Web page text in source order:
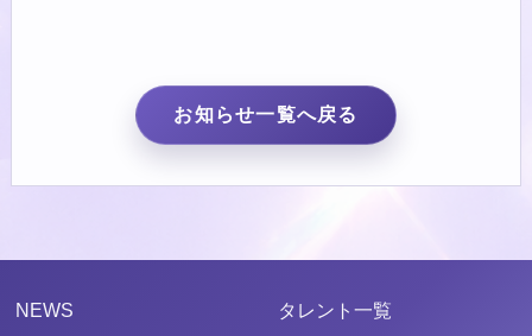
お知らせ一覧へ戻る
NEWS タレント一覧